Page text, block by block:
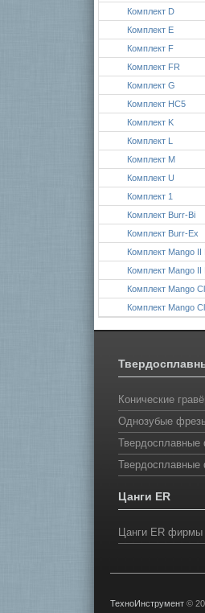
Комплект D
Комплект E
Комплект F
Комплект FR
Комплект G
Комплект HC5
Комплект K
Комплект L
Комплект M
Комплект U
Комплект 1
Комплект Burr-Bi
Комплект Burr-Ex
Комплект Mango II
Комплект Mango II
Комплект Mango
Комплект Mango
Конические
Однозубые
Твердосплавные
Твердосплавные
Цанги ER
Цанги ER
ТехноИнструмент©